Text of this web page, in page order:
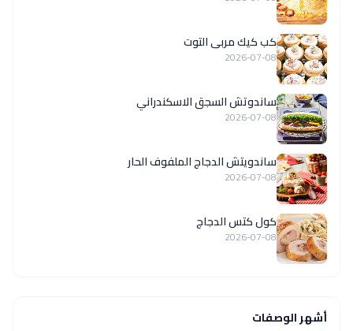
كب كيك مربى التوت
2026-07-08
ساندوتش السجق الاسكندراني
2026-07-08
ساندويتش الدجاج الملفوف الحار
2026-07-08
كول كتس الدجاج
2026-07-08
أشهر الوصفات